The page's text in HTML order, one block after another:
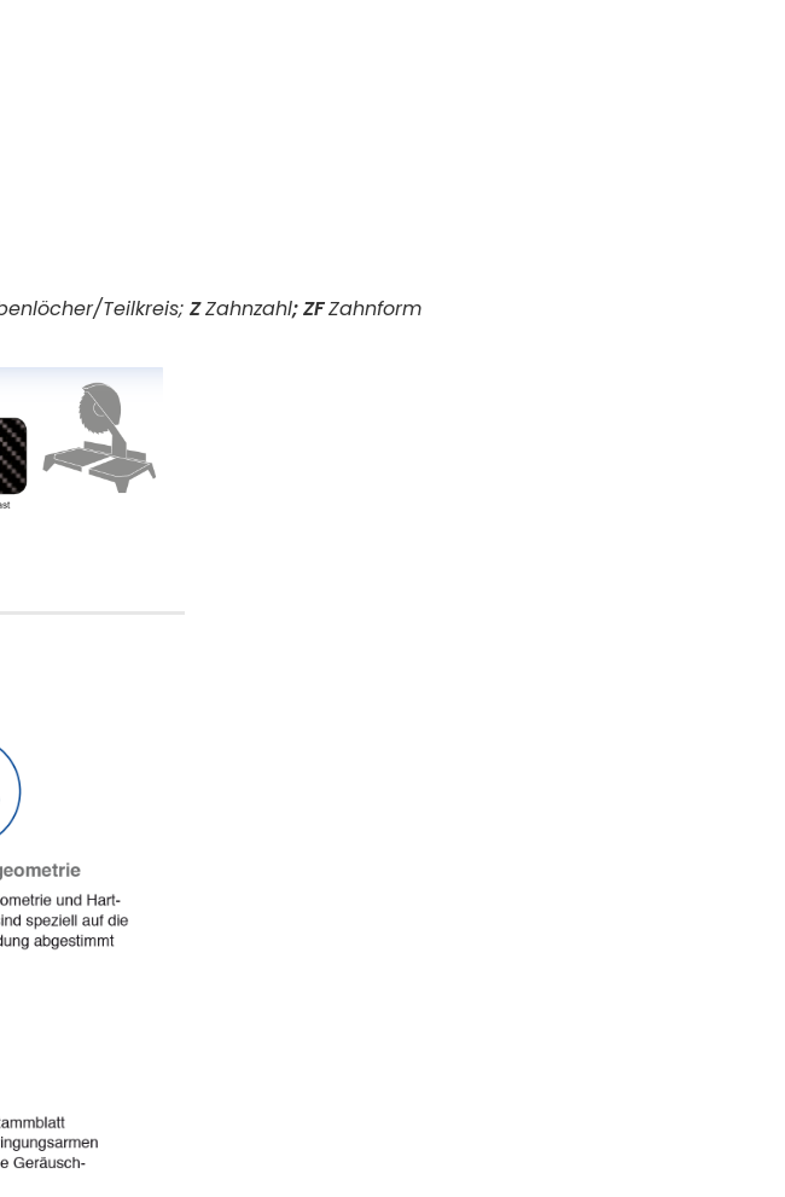
Teilkreis; ZZahnzahl;ZFZahnform